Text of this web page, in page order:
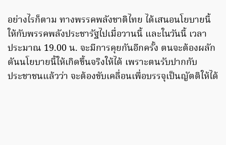
อย่างไรก็ตาม ทางพรรคพลังชาติไทย ได้เสนอนโยบายนี้
ให้กับพรรคพลังประชารัฐไปเมื่อวานนี้ และในวันนี้ เวลา
ประมาณ 19.00 น. จะมีการคุยกันอีกครั้ง ตนจะต้องผลัก
ดันนโยบายนี้ให้เกิดขึ้นจริงให้ได้ เพราะตนรับปากกับ
ประชาชนแล้วว่า จะต้องขับเคลื่อนเพื่อบรรจุเป็นญัตติให้ได้